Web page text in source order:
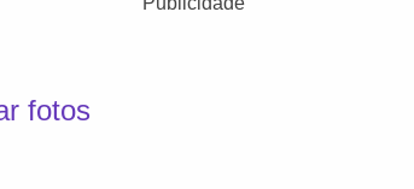
fotos